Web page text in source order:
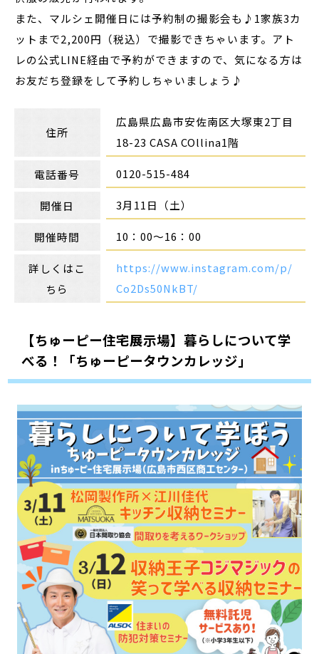
また、マルシェ開催日には予約制の撮影会も♪1家族3カ
ットまで2,200円（税込）で撮影できちゃいます。アト
レの公式LINE経由で予約ができますので、気になる方は
お友だち登録をして予約しちゃいましょう♪
住所
広島県広島市安佐南区大塚東2丁目
18-23 CASA COllina1階
電話番号 0120-515-484
開催日 3月11日（土）
開催時間 10：00～16：00
詳しくはこ
ちら
https://www.instagram.com/p/
Co2Ds50NkBT/
【ちゅーピー住宅展示場】暮らしについて学
べる！「ちゅーピータウンカレッジ」